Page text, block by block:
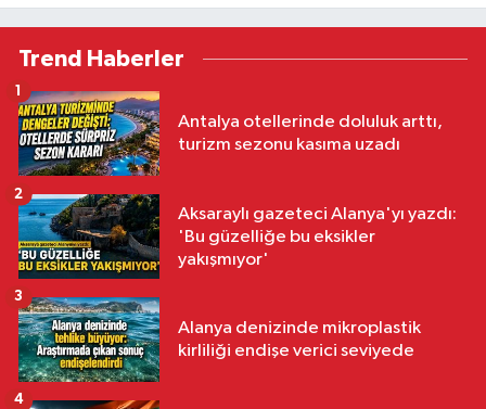
olabilir
Trend Haberler
Antalya otellerinde doluluk arttı,
turizm sezonu kasıma uzadı
1
Aksaraylı gazeteci Alanya'yı yazdı:
'Bu güzelliğe bu eksikler
yakışmıyor'
2
Alanya denizinde mikroplastik
kirliliği endişe verici seviyede
3
4